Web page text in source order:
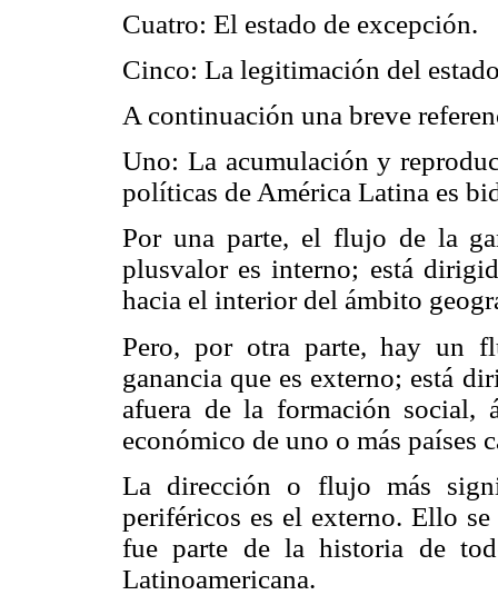
Cuatro: El estado de excepción.
Cinco: La legitimación del
A continuación una breve
Uno: La acumulación y
políticas de América Latina es
Por una parte, el flujo de la
plusvalor es interno; está
hacia el interior del ámbito
Pero, por otra parte, hay un
ganancia que es externo; está
afuera de la formación social,
económico de uno o más países
La dirección o flujo más
periféricos es el externo. Ello
fue parte de la historia de
Latinoamericana.